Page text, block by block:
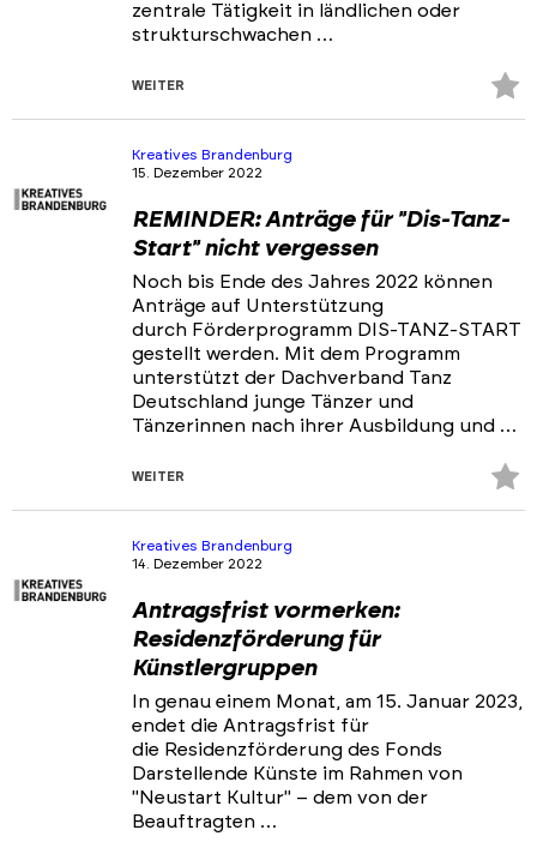
zentrale Tätigkeit in ländlichen oder
strukturschwachen …
WEITER
Kreatives Brandenburg
15. Dezember 2022
REMINDER: Anträge für "Dis-Tanz-
Start" nicht vergessen
Noch bis Ende des Jahres 2022 können
Anträge auf Unterstützung
durch Förderprogramm DIS-TANZ-START
gestellt werden. Mit dem Programm
unterstützt der Dachverband Tanz
Deutschland junge Tänzer und
Tänzerinnen nach ihrer Ausbildung und …
WEITER
Kreatives Brandenburg
14. Dezember 2022
Antragsfrist vormerken:
Residenzförderung für
Künstlergruppen
In genau einem Monat, am 15. Januar 2023,
endet die Antragsfrist für
die Residenzförderung des Fonds
Darstellende Künste im Rahmen von
"Neustart Kultur" – dem von der
Beauftragten …